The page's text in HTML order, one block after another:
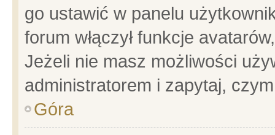
go ustawić w panelu
forum włączył funkcje
Jeżeli nie masz możliwości
administratorem i zapytaj,
Góra